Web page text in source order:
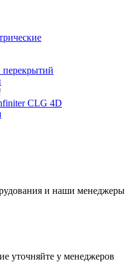
CLG 4D
и наши менеджеры
уточняйте у менеджеров